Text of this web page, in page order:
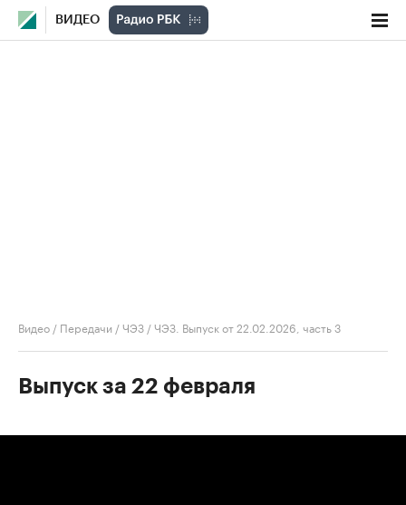
ВИДЕО
Видео / Передачи /ЧЭЗ /ЧЭЗ. Выпуск от 22.02.2026, часть 3
Выпуск за 22 февраля